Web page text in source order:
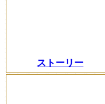
ストーリー